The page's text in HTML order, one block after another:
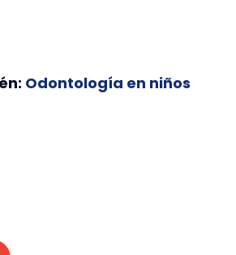
Odontología en niños